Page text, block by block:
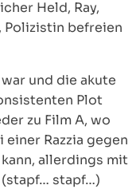
Held, Ray,
Polizistin befreien
und die akute
Plot
zu Film A, wo
Razzia gegen
allerdings mit
stapf…)